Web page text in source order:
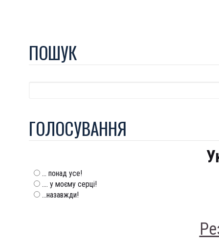
ПОШУК
ГОЛОСУВАННЯ
... понад усе!
.... у моєму серці!
...назавжди!